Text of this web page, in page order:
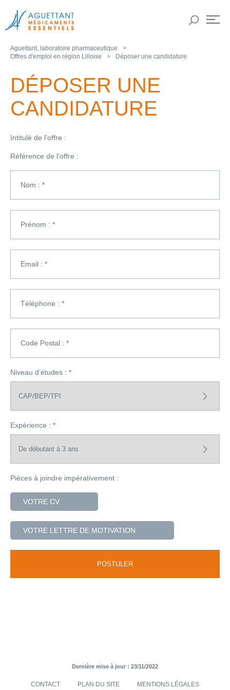
Aguettant, laboratoire pharmaceutique
Offres d'emploi en région Lilloise
Déposer une candidature
DÉPOSER UNE
CANDIDATURE
Intitulé de l'offre :
Référence de l'offre :
Nom : *
Prénom : *
Email : *
Téléphone : *
Code Postal : *
Niveau d’études : *
Expérience : *
Pièces à joindre impérativement :
VOTRE CV
VOTRE LETTRE DE MOTIVATION
Dernière mise à jour : 23/11/2022
CONTACT PLAN DU SITE MENTIONS LÉGALES